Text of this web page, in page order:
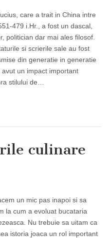
care a trait in China intre
479 i.Hr., a fost un dascal,
politician dar mai ales filosof.
si scrierile sale au fost
din generatie in generatie
avut un impact important
stilului de…
culinare
un mic pas inapoi si sa
la cum a evoluat bucataria
Nu trebuie sa uitam ca
istoria joaca un rol important